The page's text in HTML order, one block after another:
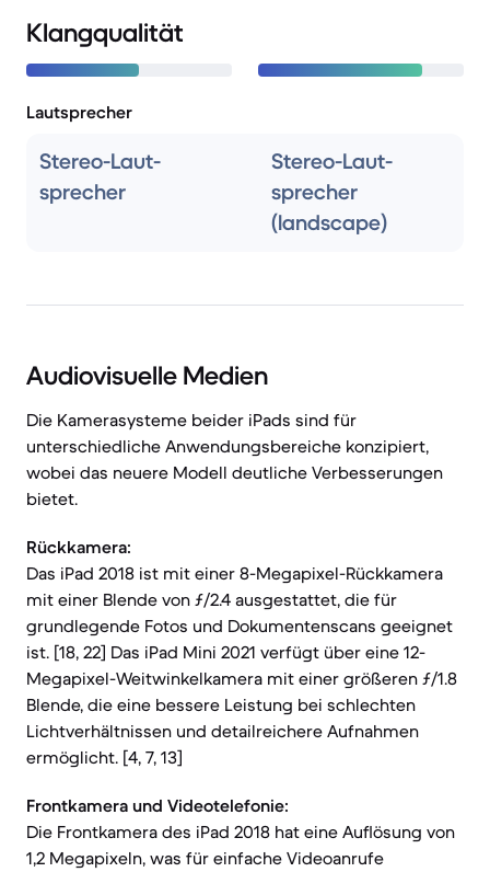
Klangqualität
Lautsprecher
Stereo-Laut­
sprecher
Stereo-Laut­
sprecher
(landscape)
Audiovisuelle Medien
Die Kamerasysteme beider iPads sind für
unterschiedliche Anwendungsbereiche konzipiert,
wobei das neuere Modell deutliche Verbesserungen
bietet.
Rückkamera:
Das iPad 2018 ist mit einer 8-Megapixel-Rückkamera
mit einer Blende von ƒ/2.4 ausgestattet, die für
grundlegende Fotos und Dokumentenscans geeignet
ist. [18, 22] Das iPad Mini 2021 verfügt über eine 12-
Megapixel-Weitwinkelkamera mit einer größeren ƒ/1.8
Blende, die eine bessere Leistung bei schlechten
Lichtverhältnissen und detailreichere Aufnahmen
ermöglicht. [4, 7, 13]
Frontkamera und Videotelefonie:
Die Frontkamera des iPad 2018 hat eine Auflösung von
1,2 Megapixeln, was für einfache Videoanrufe